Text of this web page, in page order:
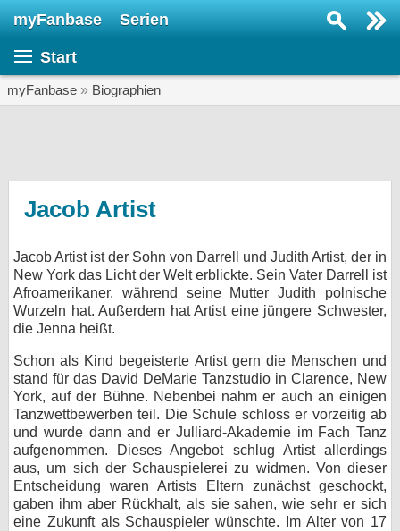
myFanbase Serien
Start
myFanbase » Biographien
Jacob Artist
Jacob Artist ist der Sohn von Darrell und Judith Artist, der in
New York das Licht der Welt erblickte. Sein Vater Darrell ist
Afroamerikaner, während seine Mutter Judith polnische
Wurzeln hat. Außerdem hat Artist eine jüngere Schwester,
die Jenna heißt.
Schon als Kind begeisterte Artist gern die Menschen und
stand für das David DeMarie Tanzstudio in Clarence, New
York, auf der Bühne. Nebenbei nahm er auch an einigen
Tanzwettbewerben teil. Die Schule schloss er vorzeitig ab
und wurde dann and er Julliard-Akademie im Fach Tanz
aufgenommen. Dieses Angebot schlug Artist allerdings
aus, um sich der Schauspielerei zu widmen. Von dieser
Entscheidung waren Artists Eltern zunächst geschockt,
gaben ihm aber Rückhalt, als sie sahen, wie sehr er sich
eine Zukunft als Schauspieler wünschte. Im Alter von 17
KULTUR
Specials
SERVICE
Forum
bei X
bei Facebook
Kontakt